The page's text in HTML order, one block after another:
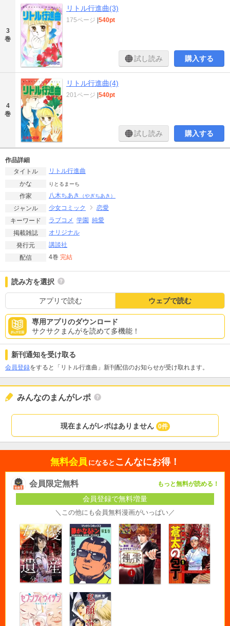
3
巻
リトル行進曲(3)
175ページ |540pt
試し読み 購入する
4
巻
リトル行進曲(4)
201ページ |540pt
試し読み 購入する
作品詳細
タイトル
リトル行進曲
かな
りとるまーち
作家 八木ちあき （やぎちあき）
ジャンル 少女コミック
恋愛
キーワード
ラブコメ 学園 純愛
掲載雑誌
オリジナル
発行元
講談社
配信
4巻 完結
読み方を選択
アプリで読む ウェブで読む
専用アプリのダウンロード
サクサクまんがを読めて多機能！
新刊通知を受け取る
会員登録をすると「リトル行進曲」新刊配信のお知らせが受け取れます。
みんなのまんがレポ
現在まんがレポはありません 0件
無料会員 になると こんなにお得！
会員限定無料 もっと無料が読める！
会員登録で無料増量
＼この他にも会員無料漫画がいっぱい／